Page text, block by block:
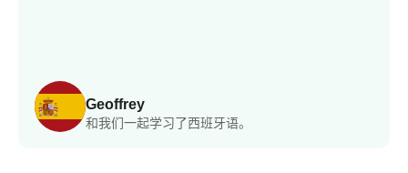
Geoffrey
和我们一起学习了西班牙语。